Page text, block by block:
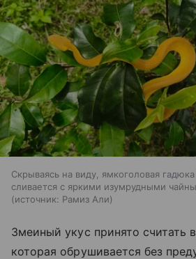
Скрываясь на виду, ямкоголовая
сливается с яркими изумрудными
источник: Рамиз Али
Змеиный укус принято считать
которая обрушивается без